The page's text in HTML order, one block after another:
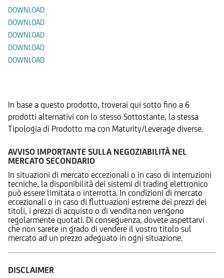
DOWNLOAD
DOWNLOAD
DOWNLOAD
DOWNLOAD
DOWNLOAD
In base a questo prodotto, troverai qui sotto fino a 6
prodotti alternativi con lo stesso Sottostante, la stessa
Tipologia di Prodotto ma con Maturity/Leverage diverse.
AVVISO IMPORTANTE SULLA NEGOZIABILITÀ NEL
MERCATO SECONDARIO
In situazioni di mercato eccezionali o in caso di interruzioni
tecniche, la disponibilità dei sistemi di trading elettronico
può essere limitata o interrotta. In condizioni di mercato
eccezionali o in caso di fluttuazioni estreme dei prezzi dei
titoli, i prezzi di acquisto o di vendita non vengono
regolarmente quotati. Di conseguenza, dovete aspettarvi
che non sarete in grado di vendere il vostro titolo sul
mercato ad un prezzo adeguato in ogni situazione.
DISCLAIMER